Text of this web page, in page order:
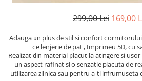
Lenjerii De Pat, Finet Premium 3D,
Lenjerii De Pat Catifea
Lenjerii De Pat Cocolino
Set Lenjerie De Pat Blana
299,00 Lei 169,00
Adauga un plus de stil si confort
de lenjerie de pat , Imprimeu 5D, cu
Realizat din material placut la atingere si
un aspect rafinat si o senzatie placuta de
utilizarea zilnica sau pentru a-ti infrumuseta